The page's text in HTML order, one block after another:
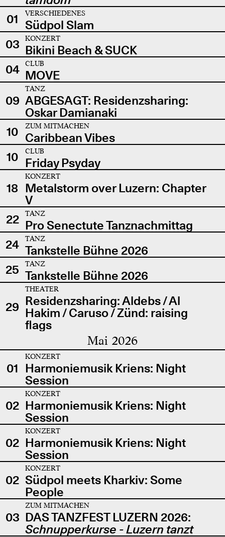
01
VERSCHIEDENES
Südpol Slam
03
KONZERT
Bikini Beach & SUCK
04
CLUB
MOVE
09
TANZ
ABGESAGT: Residenzsharing:
Oskar Damianaki
10
ZUM MITMACHEN
Caribbean Vibes
10
CLUB
Friday Psyday
18
KONZERT
Metalstorm over Luzern: Chapter
V
22
TANZ
Pro Senectute Tanznachmittag
24
TANZ
Tankstelle Bühne 2026
25
TANZ
Tankstelle Bühne 2026
29
THEATER
Residenzsharing: Aldebs / Al
Hakim / Caruso / Zünd: raising
flags
Mai 2026
01
KONZERT
Harmoniemusik Kriens: Night
Session
02
KONZERT
Harmoniemusik Kriens: Night
Session
02
KONZERT
Harmoniemusik Kriens: Night
Session
02
KONZERT
Südpol meets Kharkiv: Some
People
03
ZUM MITMACHEN
DAS TANZFEST LUZERN 2026:
Schnupperkurse - Luzern tanzt